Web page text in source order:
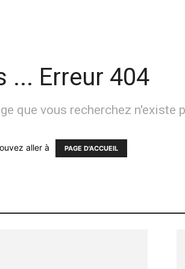
... Erreur 404
que vous recherchez n'existe
aller à PAGE D'ACCUEIL